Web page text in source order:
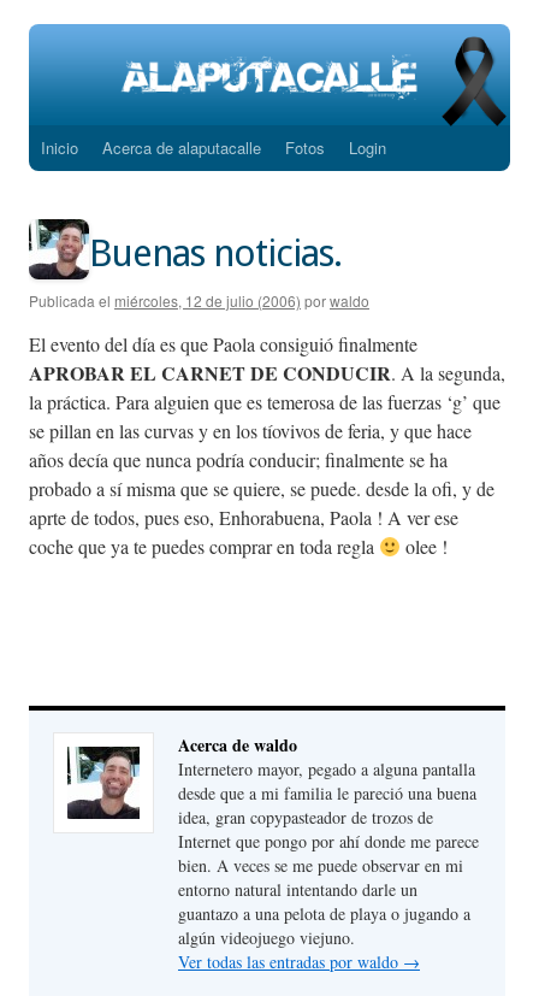
Saltar
contenido
Inicio Acerca de alaputacalle Fotos Login
Buenas noticias.
Publicada el miércoles, 12 de julio (2006) porwaldo
El evento del día es que Paola consiguió finalmente
APROBAR EL CARNET DE CONDUCIR. A la segunda,
la práctica. Para alguien que es temerosa de las fuerzas ‘g’ que
se pillan en las curvas y en los tíovivos de feria, y que hace
años decía que nunca podría conducir; finalmente se ha
probado a sí misma que se quiere, se puede. desde la ofi, y de
aprte de todos, pues eso, Enhorabuena, Paola ! A ver ese
coche que ya te puedes comprar en toda regla
olee !
Acerca de waldo
Internetero mayor, pegado a alguna pantalla
desde que a mi familia le pareció una buena
idea, gran copypasteador de trozos de
Internet que pongo por ahí donde me parece
bien. A veces se me puede observar en mi
entorno natural intentando darle un
guantazo a una pelota de playa o jugando a
algún videojuego viejuno.
Ver todas las entradas por waldo →